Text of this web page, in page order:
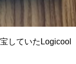
していたLogicool